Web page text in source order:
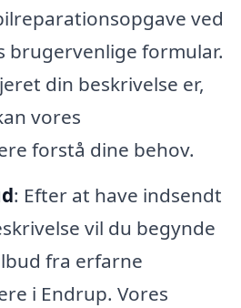
ved
brugervenlige formular.
din beskrivelse er,
vores
forstå dine behov.
: Efter at have indsendt
vil du begynde
fra erfarne
i Endrup. Vores